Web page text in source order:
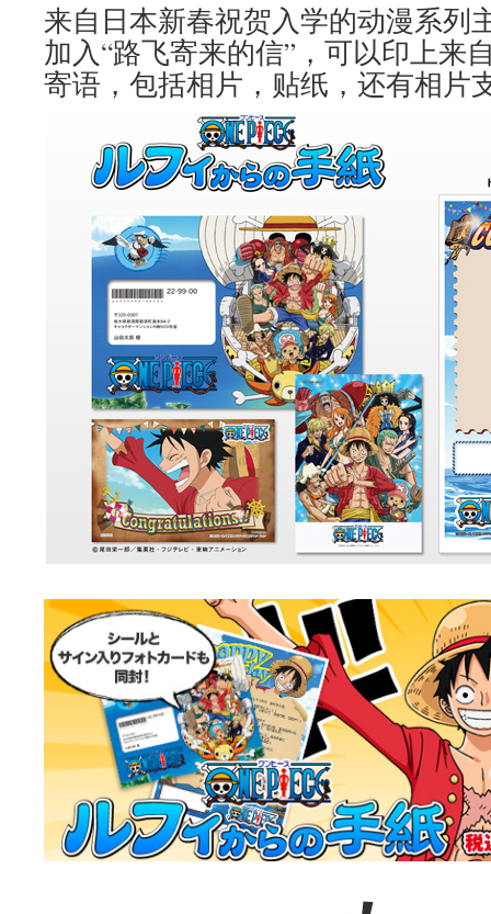
来自日本新春祝贺入学的动漫系列
加入“路飞寄来的信”，可以印上来
寄语，包括相片，贴纸，还有相片